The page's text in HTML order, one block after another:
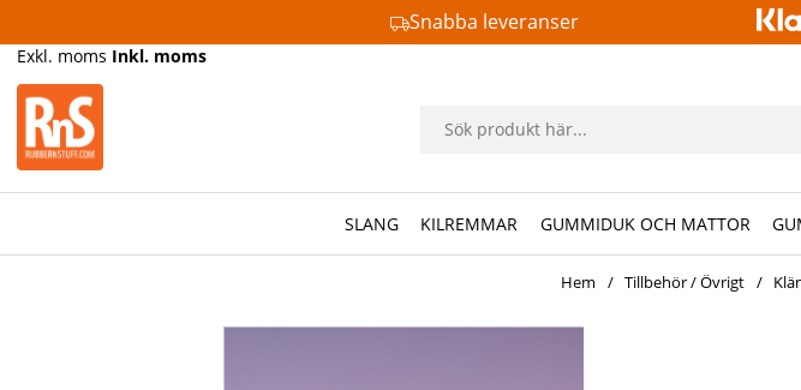
Snabba leveranser
Exkl. moms Inkl. moms
SLANG KILREMMAR GUMMIDUK OCH MATTOR
Hem Tillbehör / Övrigt